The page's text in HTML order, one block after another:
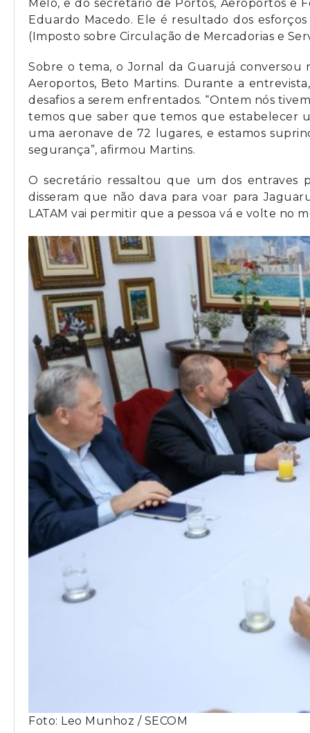
Melo, e do secretário de Portos, Aeroportos e
Eduardo Macedo. Ele é resultado dos
(Imposto sobre Circulação de Mercadorias e
Sobre o tema, o Jornal da Guarujá
Aeroportos, Beto Martins. Durante a
desafios a serem enfrentados. “Ontem nós
temos que saber que temos que estabelecer
uma aeronave de 72 lugares, e estamos
segurança”, afirmou Martins.
O secretário ressaltou que um dos entraves
disseram que não dava para voar para
LATAM vai permitir que a pessoa vá e volte no
Foto: Leo Munhoz / SECOM